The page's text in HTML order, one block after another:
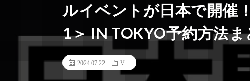
ルイベントが日本で開催
1＞ IN TOKYO予約方法ま
2024.07.22 V